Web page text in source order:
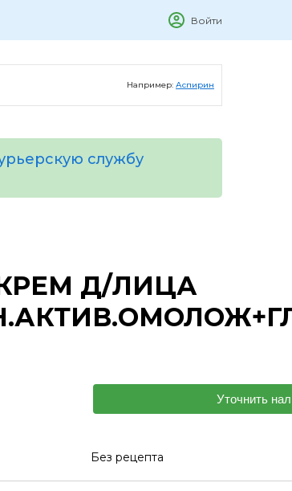
Войти
Например: Аспирин
службу
Д/ЛИЦА
Уточнить
Без рецепта